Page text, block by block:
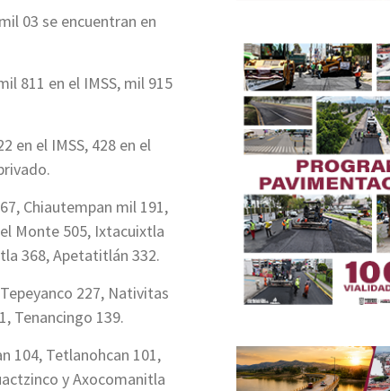
03 se encuentran en
811 en el IMSS, mil 915
en el IMSS, 428 en el
Chiautempan mil 191,
Monte 505, Ixtacuixtla
368, Apetatitlán 332.
227, Nativitas
Tenancingo 139.
104, Tetlanohcan 101,
y Axocomanitla